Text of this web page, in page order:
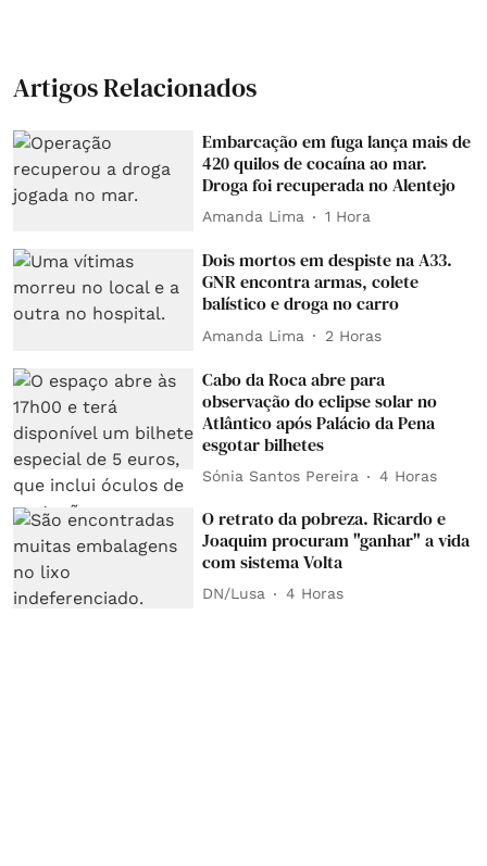
Artigos Relacionados
Embarcação em fuga lança mais de
420 quilos de cocaína ao mar.
Droga foi recuperada no Alentejo
Amanda Lima 1 Hora
Dois mortos em despiste na A33.
GNR encontra armas, colete
balístico e droga no carro
Amanda Lima 2 Horas
Cabo da Roca abre para
observação do eclipse solar no
Atlântico após Palácio da Pena
esgotar bilhetes
Sónia Santos Pereira 4 Horas
O retrato da pobreza. Ricardo e
Joaquim procuram "ganhar" a vida
com sistema Volta
DN/Lusa 4 Horas